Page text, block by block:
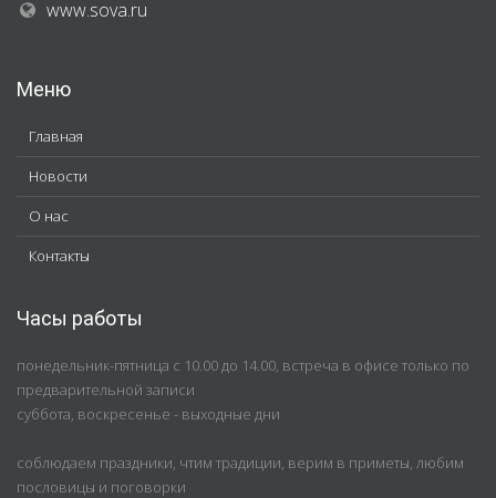
www.sova.ru
Меню
Главная
Новости
О нас
Контакты
Часы работы
понедельник-пятница с 10.00 до 14.00, встреча в офисе только по
предварительной записи
суббота, воскресенье - выходные дни
соблюдаем праздники, чтим традиции, верим в приметы, любим
пословицы и поговорки